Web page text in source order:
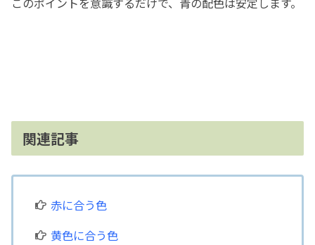
関連記事
赤に合う色
黄色に合う色